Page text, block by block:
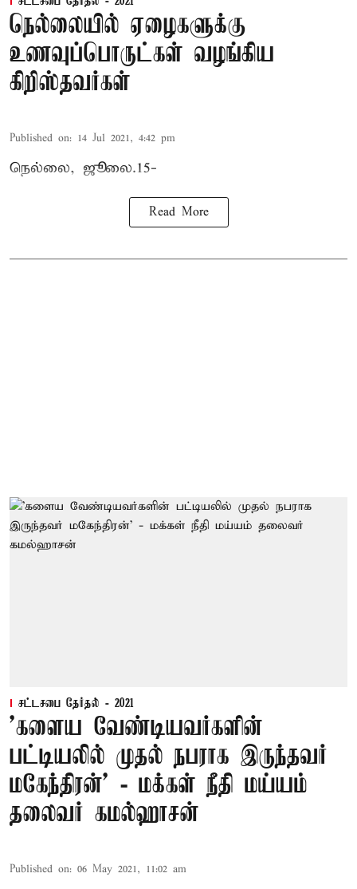
நெல்லையில் ஏழைகளுக்கு
உணவுப்பொருட்கள் வழங்கிய
கிறிஸ்தவர்கள்
Published on: 14 Jul 2021, 4:42 pm
நெல்லை, ஜூலை.15-
Read More
சட்டசபை தேர்தல் - 2021
'களைய வேண்டியவர்களின்
பட்டியலில் முதல் நபராக இருந்தவர்
மகேந்திரன்’ - மக்கள் நீதி மய்யம்
தலைவர் கமல்ஹாசன்
Published on: 06 May 2021, 11:02 am